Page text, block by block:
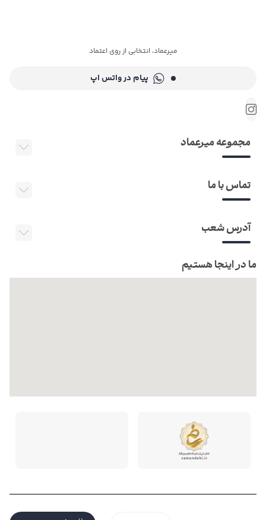
میرعماد، انتخابی از روی اعتماد
پیام در واتس اپ
مجموعه میرعماد
تماس با ما
آدرس شعب
ما در اینجا هستیم
تمام حقوق این فروشگاه متعلق به می باشد. |طراحی و